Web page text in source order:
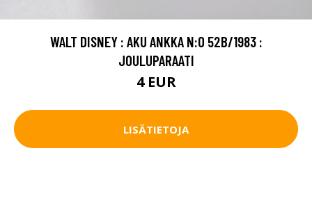
WALT DISNEY : AKU ANKKA N:O 52B/1983 :
JOULUPARAATI
4 EUR
LISÄTIETOJA